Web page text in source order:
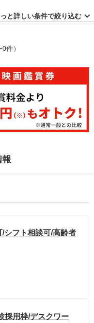
と詳しい条件で絞り込む
件）
報
/シフト相談可/高齢者
採用枠/デスクワー